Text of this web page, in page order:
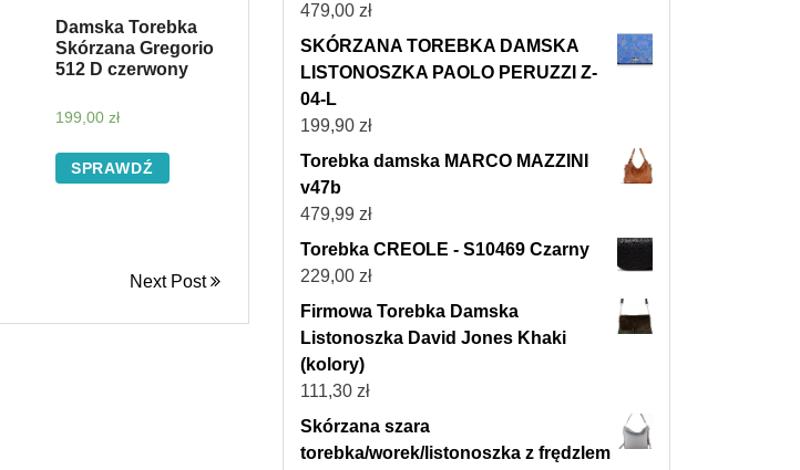
Damska Torebka
Skórzana Gregorio
512 D czerwony
199,00 zł
SPRAWDŹ
Next Post
479,00 zł
SKÓRZANA TOREBKA DAMSKA
LISTONOSZKA PAOLO PERUZZI Z-
04-L
199,90 zł
Torebka damska MARCO MAZZINI
v47b
479,99 zł
Torebka CREOLE - S10469 Czarny
229,00 zł
Firmowa Torebka Damska
Listonoszka David Jones Khaki
(kolory)
111,30 zł
Skórzana szara
torebka/worek/listonoszka z frędzlem